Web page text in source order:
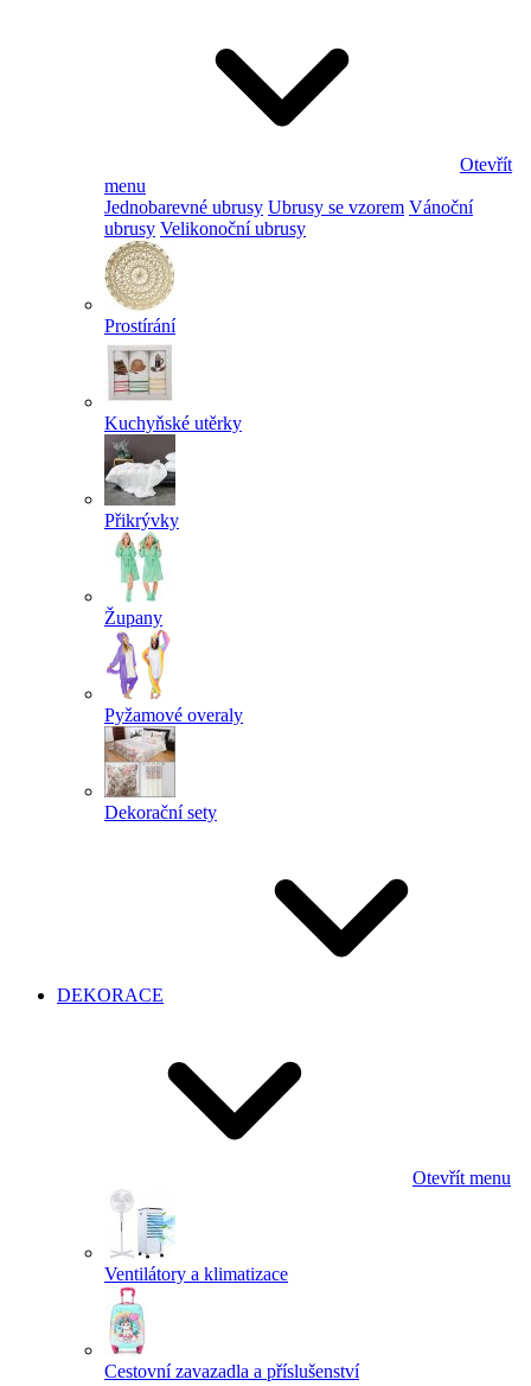
Otevřít
menu
Jednobarevné ubrusy Ubrusy se vzorem Vánoční
ubrusy Velikonoční ubrusy
Prostírání
Kuchyňské utěrky
Přikrývky
Župany
Pyžamové overaly
Dekorační sety
DEKORACE
Otevřít menu
Ventilátory a klimatizace
Cestovní zavazadla a příslušenství